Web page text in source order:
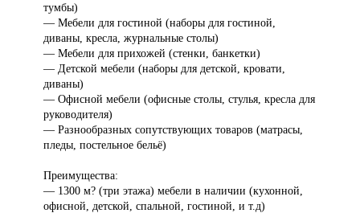
тумбы)
— Мебели для гостиной (наборы для гостиной,
диваны, кресла, журнальные столы)
— Мебели для прихожей (стенки, банкетки)
— Детской мебели (наборы для детской, кровати,
диваны)
— Офисной мебели (офисные столы, стулья, кресла для
руководителя)
— Разнообразных сопутствующих товаров (матрасы,
пледы, постельное бельё)
Преимущества:
— 1300 м? (три этажа) мебели в наличии (кухонной,
офисной, детской, спальной, гостиной, и т.д)